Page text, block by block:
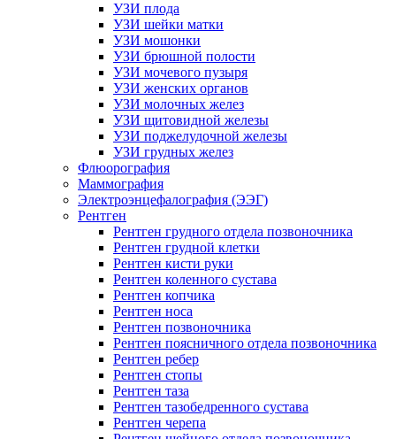
УЗИ плода
УЗИ шейки матки
УЗИ мошонки
УЗИ брюшной полости
УЗИ мочевого пузыря
УЗИ женских органов
УЗИ молочных желез
УЗИ щитовидной железы
УЗИ поджелудочной железы
УЗИ грудных желез
Флюорография
Маммография
Электроэнцефалография (ЭЭГ)
Рентген
Рентген грудного отдела позвоночника
Рентген грудной клетки
Рентген кисти руки
Рентген коленного сустава
Рентген копчика
Рентген носа
Рентген позвоночника
Рентген поясничного отдела позвоночника
Рентген ребер
Рентген стопы
Рентген таза
Рентген тазобедренного сустава
Рентген черепа